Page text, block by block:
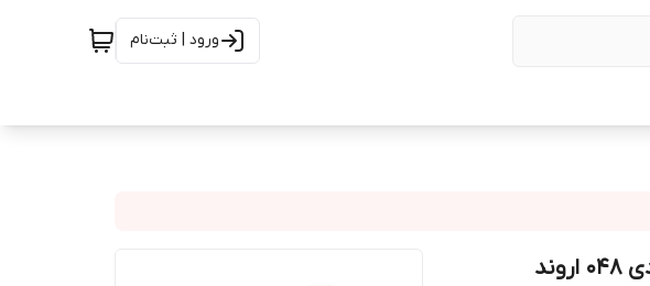
ورود | ثبت‌نام